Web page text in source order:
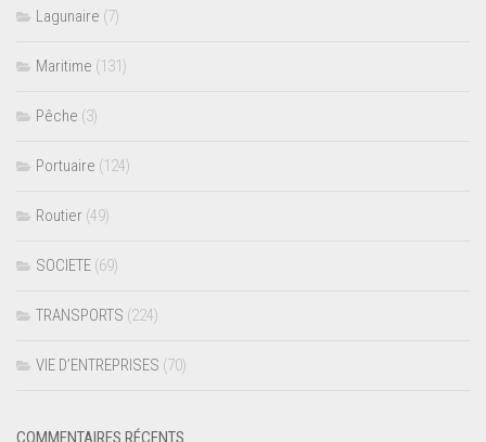
Lagunaire (7)
Maritime (131)
Pêche (3)
Portuaire (124)
Routier (49)
SOCIETE (69)
TRANSPORTS (224)
VIE D’ENTREPRISES (70)
COMMENTAIRES RÉCENTS